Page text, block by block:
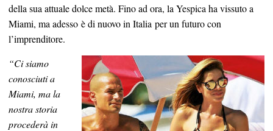
della sua attuale dolce metà. Fino ad ora, la Yespica ha vissuto a
Miami, ma adesso è di nuovo in Italia per un futuro con
l’imprenditore.
“Ci siamo
conosciuti a
Miami, ma la
nostra storia
procederà in